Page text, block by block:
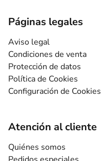
Páginas legales
Aviso legal
Condiciones de venta
Protección de datos
Política de Cookies
Configuración de Cookies
Atención al cliente
Quiénes somos